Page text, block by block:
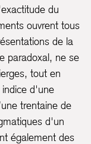
du
ouvrent tous
de la
paradoxal, ne se
tout en
d'une
trentaine de
d'un
également des